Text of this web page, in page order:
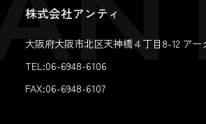
株式会社アンティ
大阪府大阪市北区天神橋４丁目8-12 アー
TEL:06-6948-6106
FAX:06-6948-6107